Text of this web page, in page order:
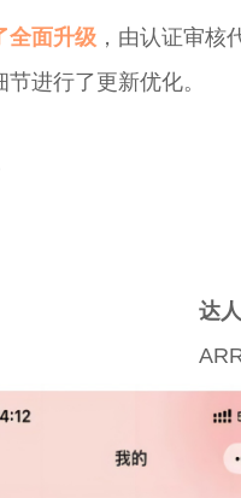
全面升级 ，由认证审核
进行了更新优化。
达